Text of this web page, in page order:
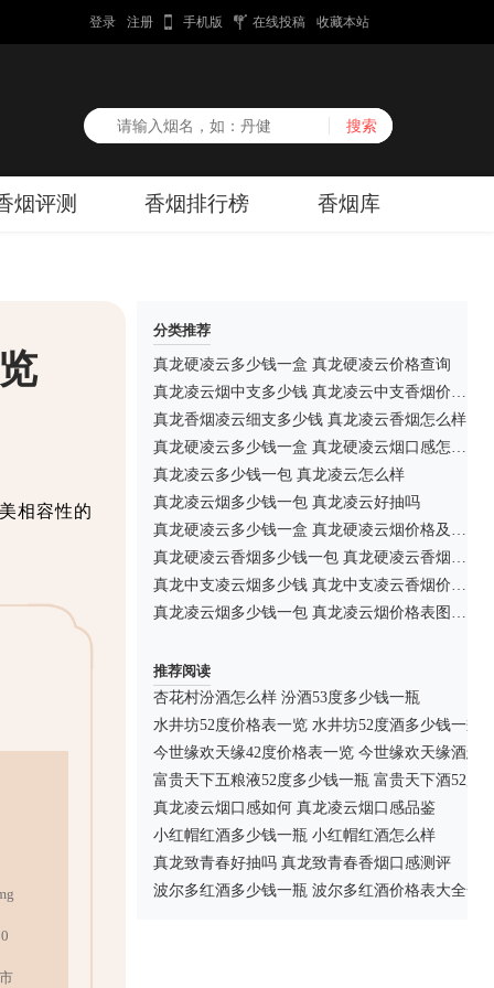
登录 注册 手机版 在线投稿 收藏本站
烟评测 香烟排行榜 香烟库
相容性的
分类推荐
真龙硬凌云多少钱一盒 真龙硬凌云价格查询
真龙凌云烟中支多少钱 真龙凌云中支香烟价格表图
真龙香烟凌云细支多少钱 真龙凌云香烟怎么样
真龙硬凌云多少钱一盒 真龙硬凌云烟口感怎么样
真龙凌云多少钱一包 真龙凌云怎么样
真龙凌云烟多少钱一包 真龙凌云好抽吗
真龙硬凌云多少钱一盒 真龙硬凌云烟价格及口感一览
真龙硬凌云香烟多少钱一包 真龙硬凌云香烟价格及图片一览
真龙中支凌云烟多少钱 真龙中支凌云香烟价格表图
真龙凌云烟多少钱一包 真龙凌云烟价格表图介绍
推荐阅读
杏花村汾酒怎么样 汾酒53度多少钱一瓶
水井坊52度价格表一览 水井坊52度酒多少钱一瓶
今世缘欢天缘42度价格表一览 今世缘欢天缘酒怎
富贵天下五粮液52度多少钱一瓶 富贵天下酒52度
真龙凌云烟口感如何 真龙凌云烟口感品鉴
小红帽红酒多少钱一瓶 小红帽红酒怎么样
真龙致青春好抽吗 真龙致青春香烟口感测评
波尔多红酒多少钱一瓶 波尔多红酒价格表大全一